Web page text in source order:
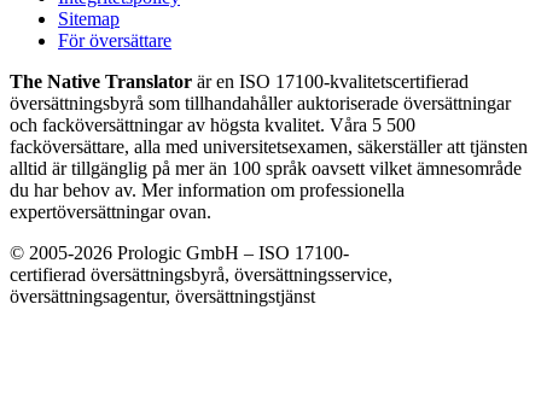
Sitemap
För översättare
The Native Translator är en ISO 17100-kvalitetscertifierad
översättningsbyrå som tillhandahåller auktoriserade översättningar
och facköversättningar av högsta kvalitet. Våra 5 500
facköversättare, alla med universitetsexamen, säkerställer att tjänsten
alltid är tillgänglig på mer än 100 språk oavsett vilket ämnesområde
du har behov av. Mer information om professionella
expertöversättningar ovan.
© 2005-2026 Prologic GmbH – ISO 17100-
certifierad översättningsbyrå, översättningsservice,
översättningsagentur, översättningstjänst